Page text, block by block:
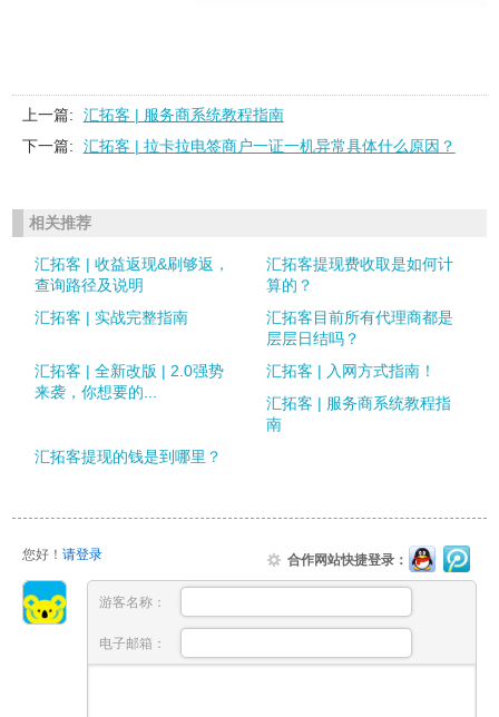
上一篇:
汇拓客 | 服务商系统教程指南
下一篇:
汇拓客 | 拉卡拉电签商户一证一机异常具体什么原因？
相关推荐
汇拓客 | 收益返现&刷够返，
查询路径及说明
汇拓客提现费收取是如何计
算的？
汇拓客 | 实战完整指南
汇拓客目前所有代理商都是
层层日结吗？
汇拓客 | 全新改版 | 2.0强势
来袭，你想要的...
汇拓客 | 入网方式指南！
汇拓客 | 服务商系统教程指
南
汇拓客提现的钱是到哪里？
您好！ 请登录 合作网站快捷登录：
游客名称：
电子邮箱：